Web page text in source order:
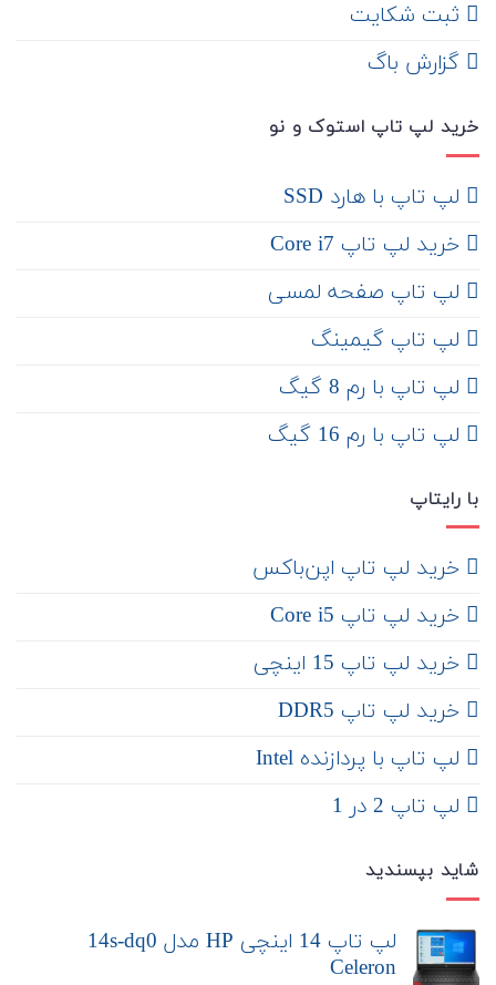
ثبت شکایت
‌ گزارش باگ
خرید لپ تاپ استوک و نو
لپ تاپ با هارد SSD
خرید لپ تاپ Core i7
لپ تاپ صفحه لمسی
لپ تاپ گیمینگ
لپ تاپ با رم 8 گیگ
لپ تاپ با رم 16 گیگ
با رایتاپ
‌ خرید لپ تاپ اپن‌باکس
خرید لپ تاپ Core i5
‌‌ خرید لپ تاپ 15 اینچی
خرید لپ تاپ DDR5
لپ تاپ با پردازنده Intel
لپ تاپ 2 در 1
شاید بپسندید
لپ تاپ 14 اینچی HP مدل 14s-dq0
Celeron